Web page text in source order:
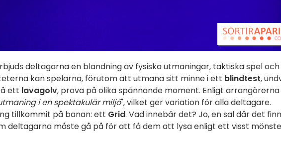
deltagarna en blandning av fysiska utmaningar, taktiska spel och
kan spelarna, förutom att utmana sitt minne i ett blindtest,
ett lavagolv, prova på olika spännande moment. Enligt arrangörerna
i en spektakulär miljö", vilket ger variation för alla deltagare.
tillkommit på banan: ett Grid. Vad innebär det? Jo, en sal där det
deltagarna måste gå på för att få dem att lysa enligt ett visst